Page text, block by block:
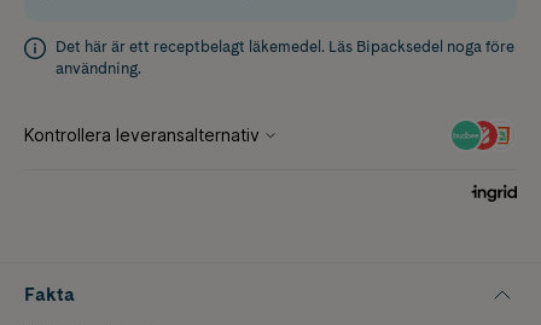
Det här är ett receptbelagt läkemedel. Läs Bipacksedel noga före
användning.
Fakta